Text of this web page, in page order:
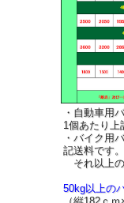
・自動車用
1個あたり上
・バイク用
記送料です。
それ以上の
50kg以上の